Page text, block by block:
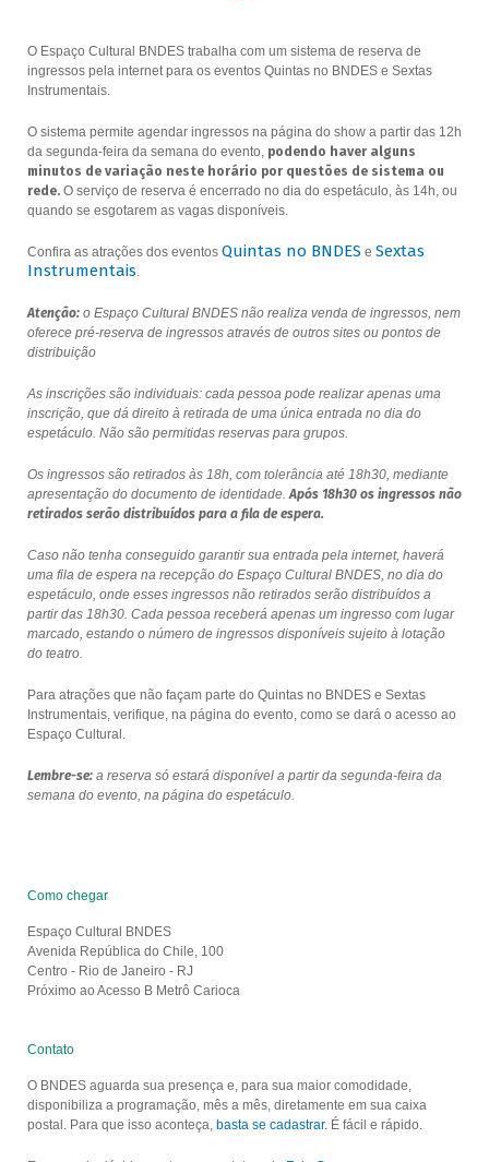
O Espaço Cultural BNDES trabalha com um sistema de reserva de
ingressos pela internet para os eventos Quintas no BNDES e Sextas
Instrumentais.
O sistema permite agendar ingressos na página do show a partir das 12h
da segunda-feira da semana do evento, podendo haver alguns
minutos de variação neste horário por questões de sistema ou
rede.O serviço de reserva é encerrado no dia do espetáculo, às 14h, ou
quando se esgotarem as vagas disponíveis.
Confira as atrações dos eventos Quintas no BNDES e Sextas
Instrumentais.
Atenção:o Espaço Cultural BNDES não realiza venda de ingressos, nem
oferece pré-reserva de ingressos através de outros sites ou pontos de
distribuição
As inscrições são individuais: cada pessoa pode realizar apenas uma
inscrição, que dá direito à retirada de uma única entrada no dia do
espetáculo. Não são permitidas reservas para grupos.
Os ingressos são retirados às 18h, com tolerância até 18h30, mediante
apresentação do documento de identidade.Após 18h30 os ingressos não
retirados serão distribuídos para a fila de espera.
Caso não tenha conseguido garantir sua entrada pela internet, haverá
uma fila de espera na recepção do Espaço Cultural BNDES, no dia do
espetáculo, onde esses ingressos não retirados serão distribuídos a
partir das 18h30. Cada pessoa receberá apenas um ingresso com lugar
marcado, estando o número de ingressos disponíveis sujeito à lotação
do teatro.
Para atrações que não façam parte do Quintas no BNDES e Sextas
Instrumentais, verifique, na página do evento, como se dará o acesso ao
Espaço Cultural.
Lembre-se:a reserva só estará disponível a partir da segunda-feira da
semana do evento, na página do espetáculo.
Como chegar
Espaço Cultural BNDES
Avenida República do Chile, 100
Centro - Rio de Janeiro - RJ
Próximo ao Acesso B Metrô Carioca
Contato
O BNDES aguarda sua presença e, para sua maior comodidade,
disponibiliza a programação, mês a mês, diretamente em sua caixa
postal. Para que isso aconteça, basta se cadastrar. É fácil e rápido.